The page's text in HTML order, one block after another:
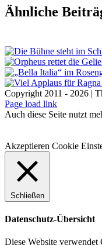
Facebook
X
LinkedIn
E-
Mail
Ähnliche
Copyright 2011 - 2026 |
Facebook
Instagram
WhatsApp
YouTube
E-
Mail
Telefon
Page load link
Auch diese Seite nutzt
Akzeptieren Cookie
Schließen
Datenschutz-Übersicht
Diese Website